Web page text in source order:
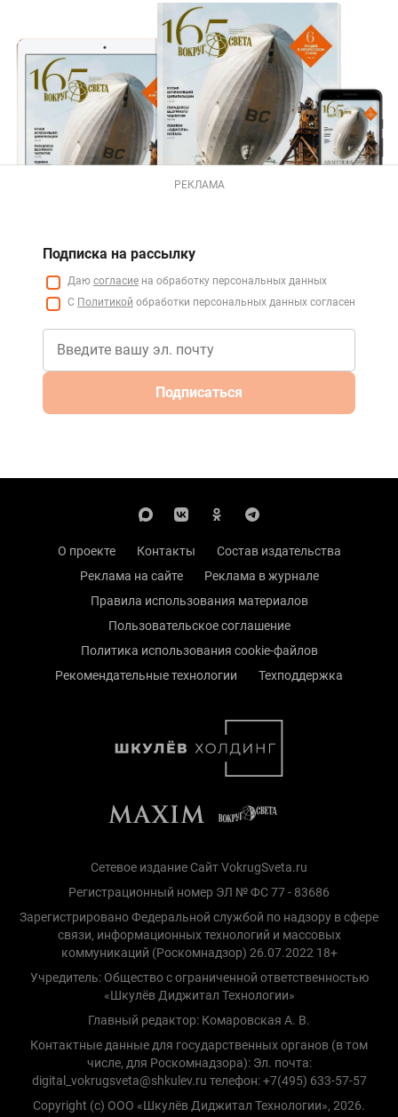
РЕКЛАМА
Подписка на рассылку
Даю согласие на обработку персональных данных
С Политикой обработки персональных данных согласен
Подписаться
О проекте Контакты
Состав издательства
Реклама на сайте
Реклама в журнале
Правила использования материалов
Пользовательское соглашение
Политика использования cookie-файлов
Рекомендательные технологии
Техподдержка
Сетевое издание Сайт VokrugSveta.ru
Регистрационный номер ЭЛ № ФС 77 - 83686
Зарегистрировано Федеральной службой по надзору в сфере
связи, информационных технологий и массовых
коммуникаций (Роскомнадзор) 26.07.2022 18+
Учредитель: Общество с ограниченной ответственностью
«Шкулёв Диджитал Технологии»
Главный редактор: Комаровская А. В.
Контактные данные для государственных органов (в том
числе, для Роскомнадзора): Эл. почта:
digital_vokrugsveta@shkulev.ru телефон: +7(495) 633-57-57
Copyright (с) ООО «Шкулёв Диджитал Технологии», 2026.